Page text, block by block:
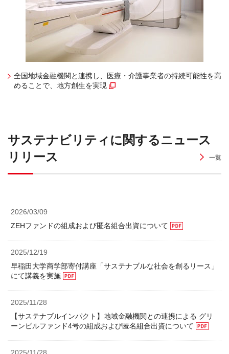
全国地域金融機関と連携し、医療・介護事業者の持続可能性を高
めることで、地方創生を実現
サステナビリティに関するニュース
リリース
一覧
2026/03/09
ZEHファンドの組成および匿名組合出資について
2025/12/19
早稲田大学商学部寄付講座「サステナブルな社会を創るリース」
にて講義を実施
2025/11/28
【サステナブルインパクト】地域金融機関との連携による グリ
ーンビルファンド4号の組成および匿名組合出資について